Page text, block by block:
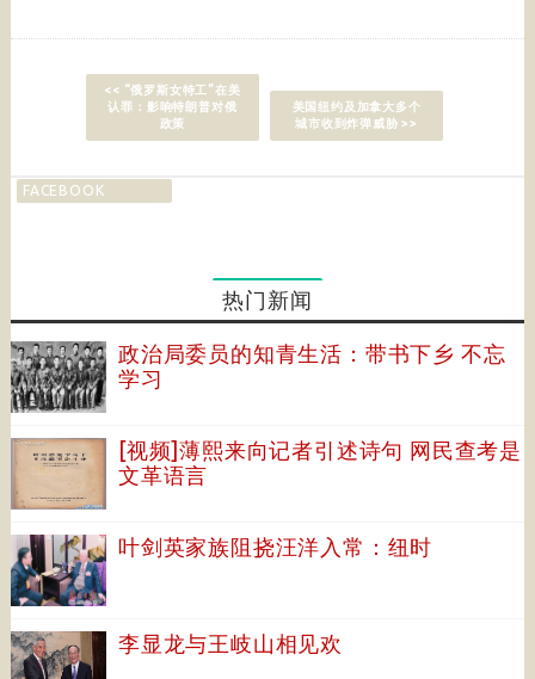
<< “俄罗斯女特工”在美
认罪：影响特朗普对俄
政策
美国纽约及加拿大多个
城市收到炸弹威胁 >>
FACEBOOK
热门新闻
政治局委员的知青生活：带书下乡 不忘
学习
[视频]薄熙来向记者引述诗句 网民查考是
文革语言
叶剑英家族阻挠汪洋入常：纽时
李显龙与王岐山相见欢